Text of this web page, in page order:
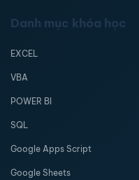
Danh mục khóa học
EXCEL
VBA
POWER BI
SQL
Google Apps Script
Google Sheets